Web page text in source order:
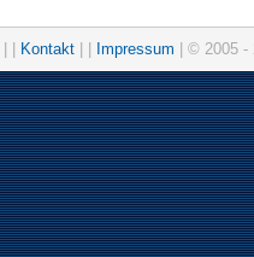
Kontakt Impressum | © 2005 -